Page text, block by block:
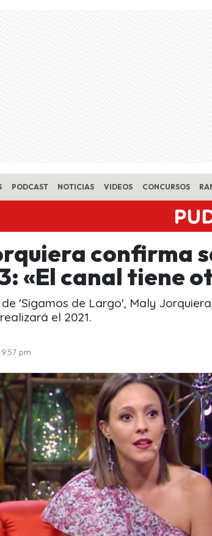
PODCAST NOTICIAS VIDEOS CONCURSOS
confirma
«El canal tiene
'Sigamos de Largo', Maly
el 2021.
pm